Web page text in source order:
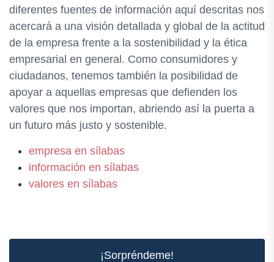
diferentes fuentes de información aquí descritas nos
acercará a una visión detallada y global de la actitud
de la empresa frente a la sostenibilidad y la ética
empresarial en general. Como consumidores y
ciudadanos, tenemos también la posibilidad de
apoyar a aquellas empresas que defienden los
valores que nos importan, abriendo así la puerta a
un futuro más justo y sostenible.
empresa en sílabas
información en sílabas
valores en sílabas
¡Sorpréndeme!